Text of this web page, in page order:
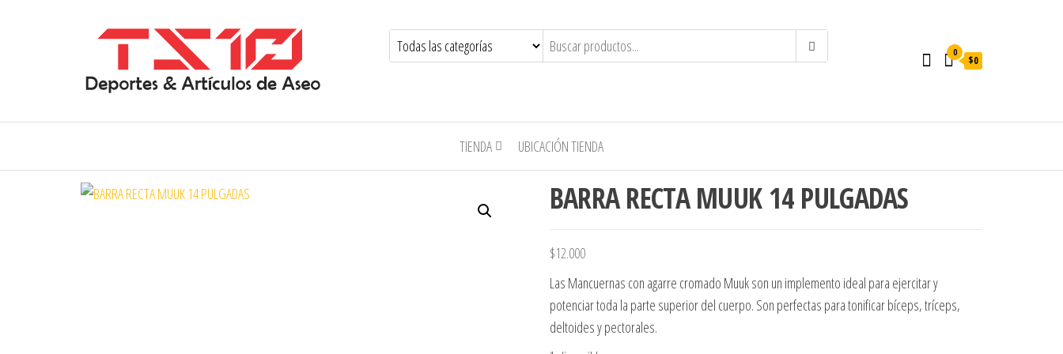
0
$0
TIENDA UBICACIÓN TIENDA
BARRA RECTA MUUK 14 PULGADAS
$12.000
Las Mancuernas con agarre cromado Muuk son un implemento ideal para ejercitar y
potenciar toda la parte superior del cuerpo. Son perfectas para tonificar bíceps, tríceps,
deltoides y pectorales.